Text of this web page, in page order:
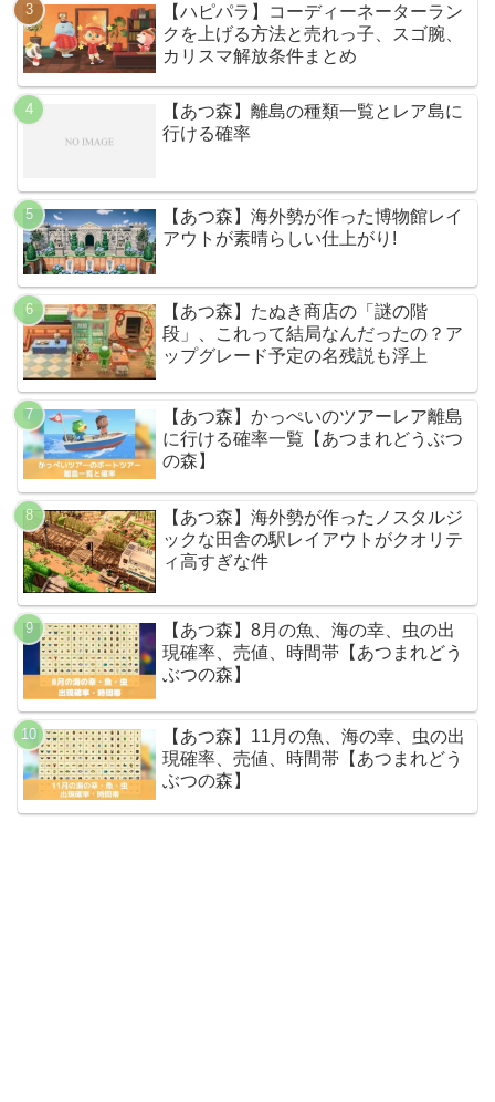
【ハピパラ】コーディーネーターラン
クを上げる方法と売れっ子、スゴ腕、
カリスマ解放条件まとめ
【あつ森】離島の種類一覧とレア島に
行ける確率
【あつ森】海外勢が作った博物館レイ
アウトが素晴らしい仕上がり!
【あつ森】たぬき商店の「謎の階
段」、これって結局なんだったの？ア
ップグレード予定の名残説も浮上
【あつ森】かっぺいのツアーレア離島
に行ける確率一覧【あつまれどうぶつ
の森】
【あつ森】海外勢が作ったノスタルジ
ックな田舎の駅レイアウトがクオリテ
ィ高すぎな件
【あつ森】8月の魚、海の幸、虫の出
現確率、売値、時間帯【あつまれどう
ぶつの森】
【あつ森】11月の魚、海の幸、虫の出
現確率、売値、時間帯【あつまれどう
ぶつの森】